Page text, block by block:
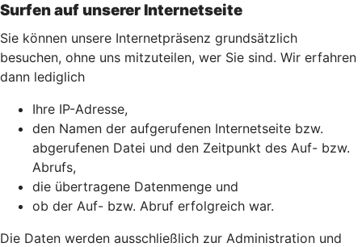
Surfen auf unserer Internetseite
Sie können unsere Internetpräsenz grundsätzlich
besuchen, ohne uns mitzuteilen, wer Sie sind. Wir erfahren
dann lediglich
Ihre IP-Adresse,
den Namen der aufgerufenen Internetseite bzw.
abgerufenen Datei und den Zeitpunkt des Auf- bzw.
Abrufs,
die übertragene Datenmenge und
ob der Auf- bzw. Abruf erfolgreich war.
Die Daten werden ausschließlich zur Administration und